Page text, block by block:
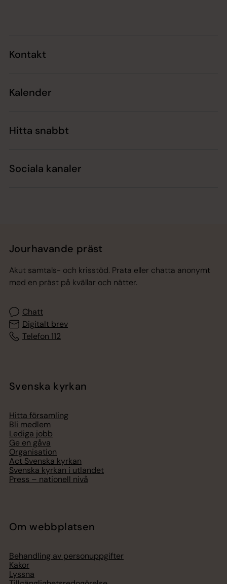
Kontakt
Kalender
Hitta snabbt
Sociala kanaler
Jourhavande präst
Akut samtals- och krisstöd. Prata eller chatta anonymt
med en präst på kvällar och nätter.
Chatt
Digitalt brev
Telefon 112
Svenska kyrkan
Hitta församling
Bli medlem
Lediga jobb
Ge en gåva
Organisation
Act Svenska kyrkan
Svenska kyrkan i utlandet
Press – nationell nivå
Om webbplatsen
Behandling av personuppgifter
Kakor
Lyssna